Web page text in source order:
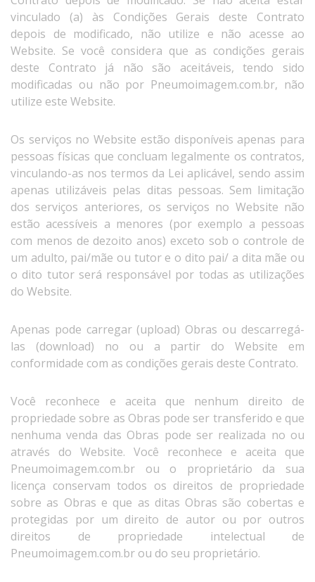
vinculado (a) às Condições Gerais deste Contrato
depois de modificado, não utilize e não acesse ao
Website. Se você considera que as condições gerais
deste Contrato já não são aceitáveis, tendo sido
modificadas ou não por Pneumoimagem.com.br, não
utilize este Website.
Os serviços no Website estão disponíveis apenas para
pessoas físicas que concluam legalmente os contratos,
vinculando-as nos termos da Lei aplicável, sendo assim
apenas utilizáveis pelas ditas pessoas. Sem limitação
dos serviços anteriores, os serviços no Website não
estão acessíveis a menores (por exemplo a pessoas
com menos de dezoito anos) exceto sob o controle de
um adulto, pai/mãe ou tutor e o dito pai/ a dita mãe ou
o dito tutor será responsável por todas as utilizações
do Website.
Apenas pode carregar (upload) Obras ou descarregá-
las (download) no ou a partir do Website em
conformidade com as condições gerais deste Contrato.
Você reconhece e aceita que nenhum direito de
propriedade sobre as Obras pode ser transferido e que
nenhuma venda das Obras pode ser realizada no ou
através do Website. Você reconhece e aceita que
Pneumoimagem.com.br ou o proprietário da sua
licença conservam todos os direitos de propriedade
sobre as Obras e que as ditas Obras são cobertas e
protegidas por um direito de autor ou por outros
direitos de propriedade intelectual de
Pneumoimagem.com.br ou do seu proprietário.